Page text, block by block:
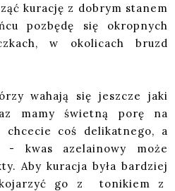
kurację z dobrym stanem
pozbędę się okropnych
w okolicach bruzd
wahają się jeszcze jaki
mamy świetną porę na
chcecie coś delikatnego, a
- kwas azelainowy może
Aby kuracja była bardziej
go z tonikiem z